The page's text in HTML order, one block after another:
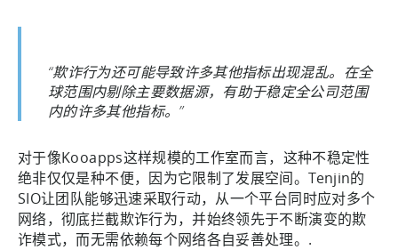
“欺诈行为还可能导致许多其他指标出现混乱。在全
球范围内剔除主要数据源，有助于稳定全公司范围
内的许多其他指标。”
对于像Kooapps这样规模的工作室而言，这种不稳定性
绝非仅仅是种不便，因为它限制了发展空间。Tenjin的
SIO让团队能够迅速采取行动，从一个平台同时应对多个
网络，彻底拦截欺诈行为，并始终领先于不断演变的欺
诈模式，而无需依赖每个网络各自妥善处理。.